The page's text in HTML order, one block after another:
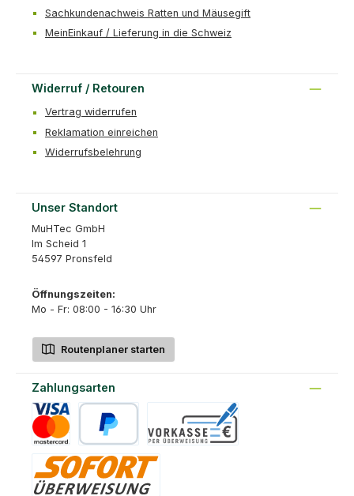
Sachkundenachweis Ratten und Mäusegift
MeinEinkauf / Lieferung in die Schweiz
Widerruf / Retouren
Vertrag widerrufen
Reklamation einreichen
Widerrufsbelehrung
Unser Standort
MuHTec GmbH
Im Scheid 1
54597 Pronsfeld
Öffnungszeiten:
Mo - Fr: 08:00 - 16:30 Uhr
Routenplaner starten
Zahlungsarten